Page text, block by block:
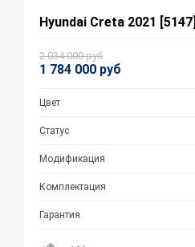
Hyundai Creta 2021 [5147]
2 034 000 руб
1 784 000 руб
Цвет
Статус
Модификация
Комплектация
Гарантия